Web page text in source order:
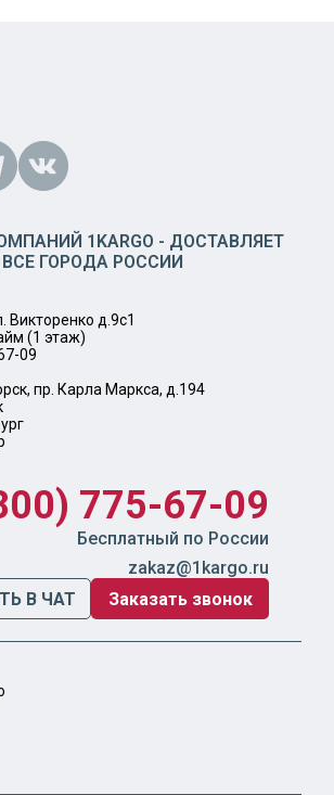
1KARGO - ДОСТАВЛЯЕТ
ГОРОДА РОССИИ
Викторенко д.9с1
(1 этаж)
09
пр. Карла Маркса, д.194
775-67-09
Бесплатный по России
zakaz@1kargo.ru
В ЧАТ
Заказать звонок